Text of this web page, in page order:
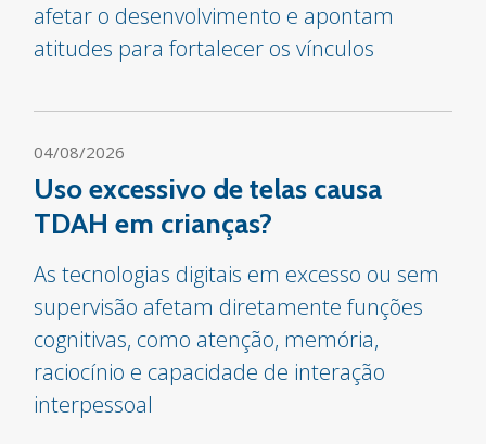
afetar o desenvolvimento e apontam
atitudes para fortalecer os vínculos
04/08/2026
Uso excessivo de telas causa
TDAH em crianças?
As tecnologias digitais em excesso ou sem
supervisão afetam diretamente funções
cognitivas, como atenção, memória,
raciocínio e capacidade de interação
interpessoal